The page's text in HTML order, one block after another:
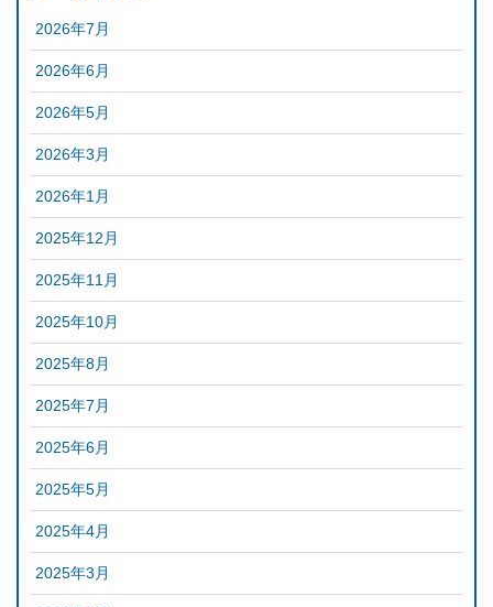
2026年7月
2026年6月
2026年5月
2026年3月
2026年1月
2025年12月
2025年11月
2025年10月
2025年8月
2025年7月
2025年6月
2025年5月
2025年4月
2025年3月